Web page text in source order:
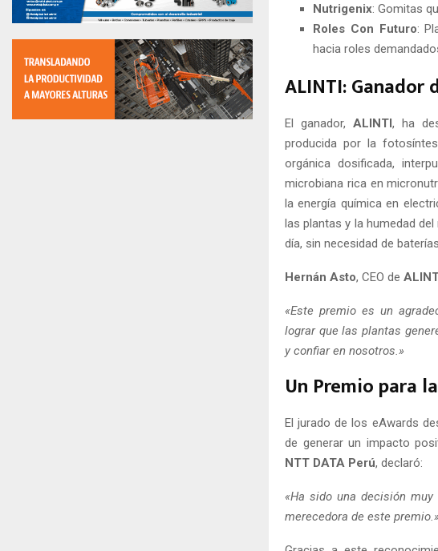
Nutrigenix: Gomitas
Roles Con Futuro:
hacia roles
ALINTI: Ganador
El ganador, ALINTI, ha
producida por la
orgánica dosificada,
microbiana rica en
la energía química en
las plantas y la humedad
día, sin necesidad de
Hernán Asto, CEO de
«Este premio es un
lograr que las plantas
y confiar en nosotros.»
Un Premio para
El jurado de los eAwards
de generar un impacto
NTT DATA Perú, declaró:
«Ha sido una decisión
merecedora de este premio.»